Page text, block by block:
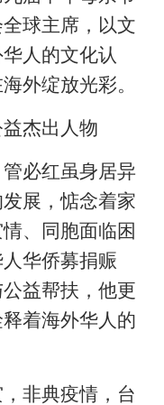
球主席，以文
人的文化认
外绽放光彩。
杰出人物
必红虽身居异
展，惦念着家
、同胞面临困
华侨募捐赈
益帮扶，他更
着海外华人的
非典疫情，台